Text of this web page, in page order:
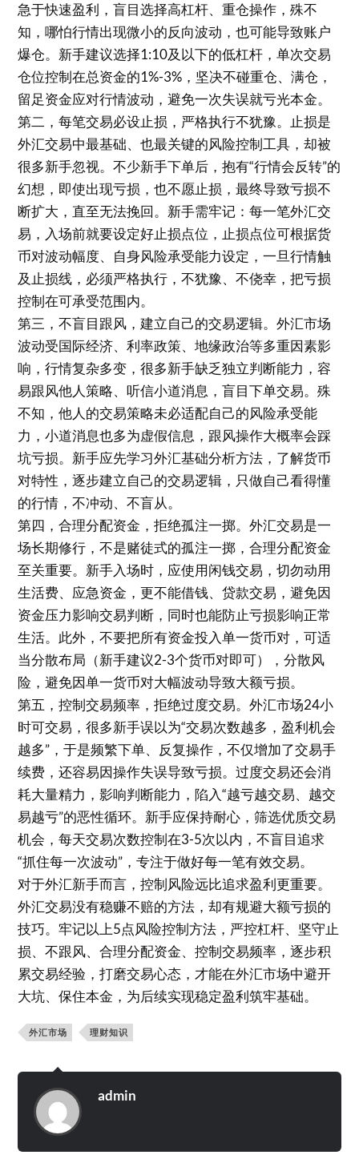
急于快速盈利，盲目选择高杠杆、重仓操作，殊不
知，哪怕行情出现微小的反向波动，也可能导致账户
爆仓。新手建议选择1:10及以下的低杠杆，单次交易
仓位控制在总资金的1%-3%，坚决不碰重仓、满仓，
留足资金应对行情波动，避免一次失误就亏光本金。
第二，每笔交易必设止损，严格执行不犹豫。止损是
外汇交易中最基础、也最关键的风险控制工具，却被
很多新手忽视。不少新手下单后，抱有“行情会反转”的
幻想，即使出现亏损，也不愿止损，最终导致亏损不
断扩大，直至无法挽回。新手需牢记：每一笔外汇交
易，入场前就要设定好止损点位，止损点位可根据货
币对波动幅度、自身风险承受能力设定，一旦行情触
及止损线，必须严格执行，不犹豫、不侥幸，把亏损
控制在可承受范围内。
第三，不盲目跟风，建立自己的交易逻辑。外汇市场
波动受国际经济、利率政策、地缘政治等多重因素影
响，行情复杂多变，很多新手缺乏独立判断能力，容
易跟风他人策略、听信小道消息，盲目下单交易。殊
不知，他人的交易策略未必适配自己的风险承受能
力，小道消息也多为虚假信息，跟风操作大概率会踩
坑亏损。新手应先学习外汇基础分析方法，了解货币
对特性，逐步建立自己的交易逻辑，只做自己看得懂
的行情，不冲动、不盲从。
第四，合理分配资金，拒绝孤注一掷。外汇交易是一
场长期修行，不是赌徒式的孤注一掷，合理分配资金
至关重要。新手入场时，应使用闲钱交易，切勿动用
生活费、应急资金，更不能借钱、贷款交易，避免因
资金压力影响交易判断，同时也能防止亏损影响正常
生活。此外，不要把所有资金投入单一货币对，可适
当分散布局（新手建议2-3个货币对即可），分散风
险，避免因单一货币对大幅波动导致大额亏损。
第五，控制交易频率，拒绝过度交易。外汇市场24小
时可交易，很多新手误以为“交易次数越多，盈利机会
越多”，于是频繁下单、反复操作，不仅增加了交易手
续费，还容易因操作失误导致亏损。过度交易还会消
耗大量精力，影响判断能力，陷入“越亏越交易、越交
易越亏”的恶性循环。新手应保持耐心，筛选优质交易
机会，每天交易次数控制在3-5次以内，不盲目追求
“抓住每一次波动”，专注于做好每一笔有效交易。
对于外汇新手而言，控制风险远比追求盈利更重要。
外汇交易没有稳赚不赔的方法，却有规避大额亏损的
技巧。牢记以上5点风险控制方法，严控杠杆、坚守止
损、不跟风、合理分配资金、控制交易频率，逐步积
累交易经验，打磨交易心态，才能在外汇市场中避开
大坑、保住本金，为后续实现稳定盈利筑牢基础。
外汇市场 理财知识
admin